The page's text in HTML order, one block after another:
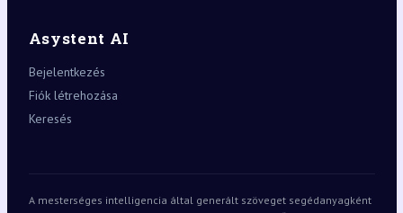
Asystent AI
Bejelentkezés
Fiók létrehozása
Keresés
A mesterséges intelligencia által generált szöveget segédanyagként